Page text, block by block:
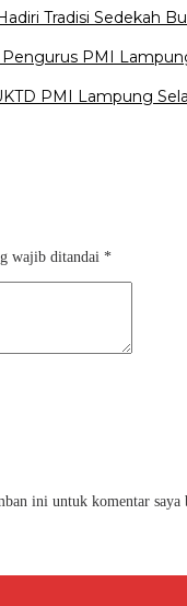
Tradisi Sedekah
PMI
PMI Lampung
wajib ditandai *
ini untuk komentar saya